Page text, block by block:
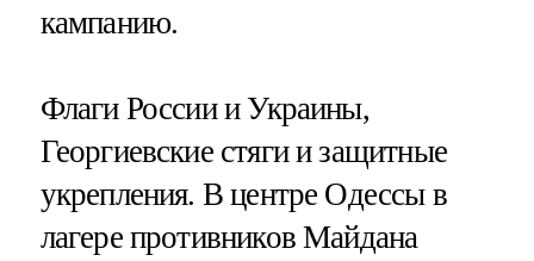
кампанию.
Флаги России и Украины,
Георгиевские стяги и защитные
укрепления. В центре Одессы в
лагере противников Майдана